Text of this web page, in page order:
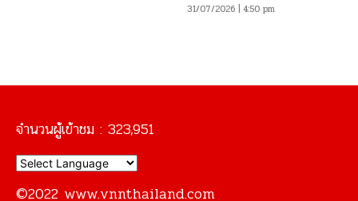
31/07/2026 | 4:50 pm
จำนวนผู้เข้าชม : 323,951
©2022 www.vnnthailand.com